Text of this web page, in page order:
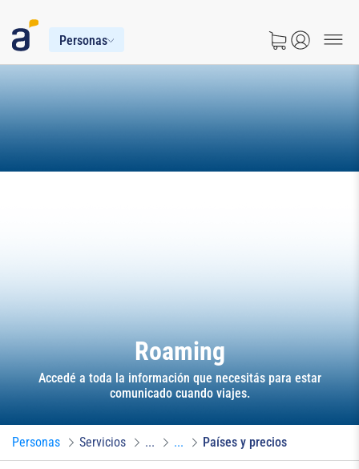
Personas
Roaming
Accedé a toda la información que necesitás para estar
comunicado cuando viajes.
Personas Servicios ... ... Países y precios